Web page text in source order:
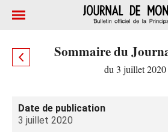
Sommaire du
du 3 juillet 2020
Date de publication
3 juillet 2020